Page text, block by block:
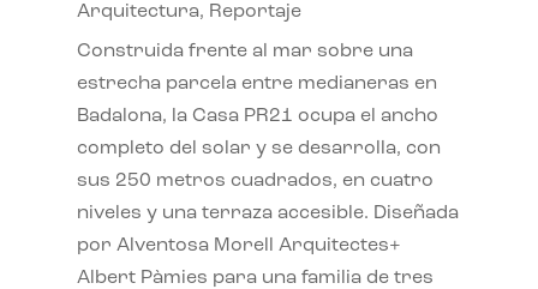
Arquitectura, Reportaje
Construida frente al mar sobre una
estrecha parcela entre medianeras en
Badalona, la Casa PR21 ocupa el ancho
completo del solar y se desarrolla, con
sus 250 metros cuadrados, en cuatro
niveles y una terraza accesible. Diseñada
por Alventosa Morell Arquitectes+
Albert Pàmies para una familia de tres